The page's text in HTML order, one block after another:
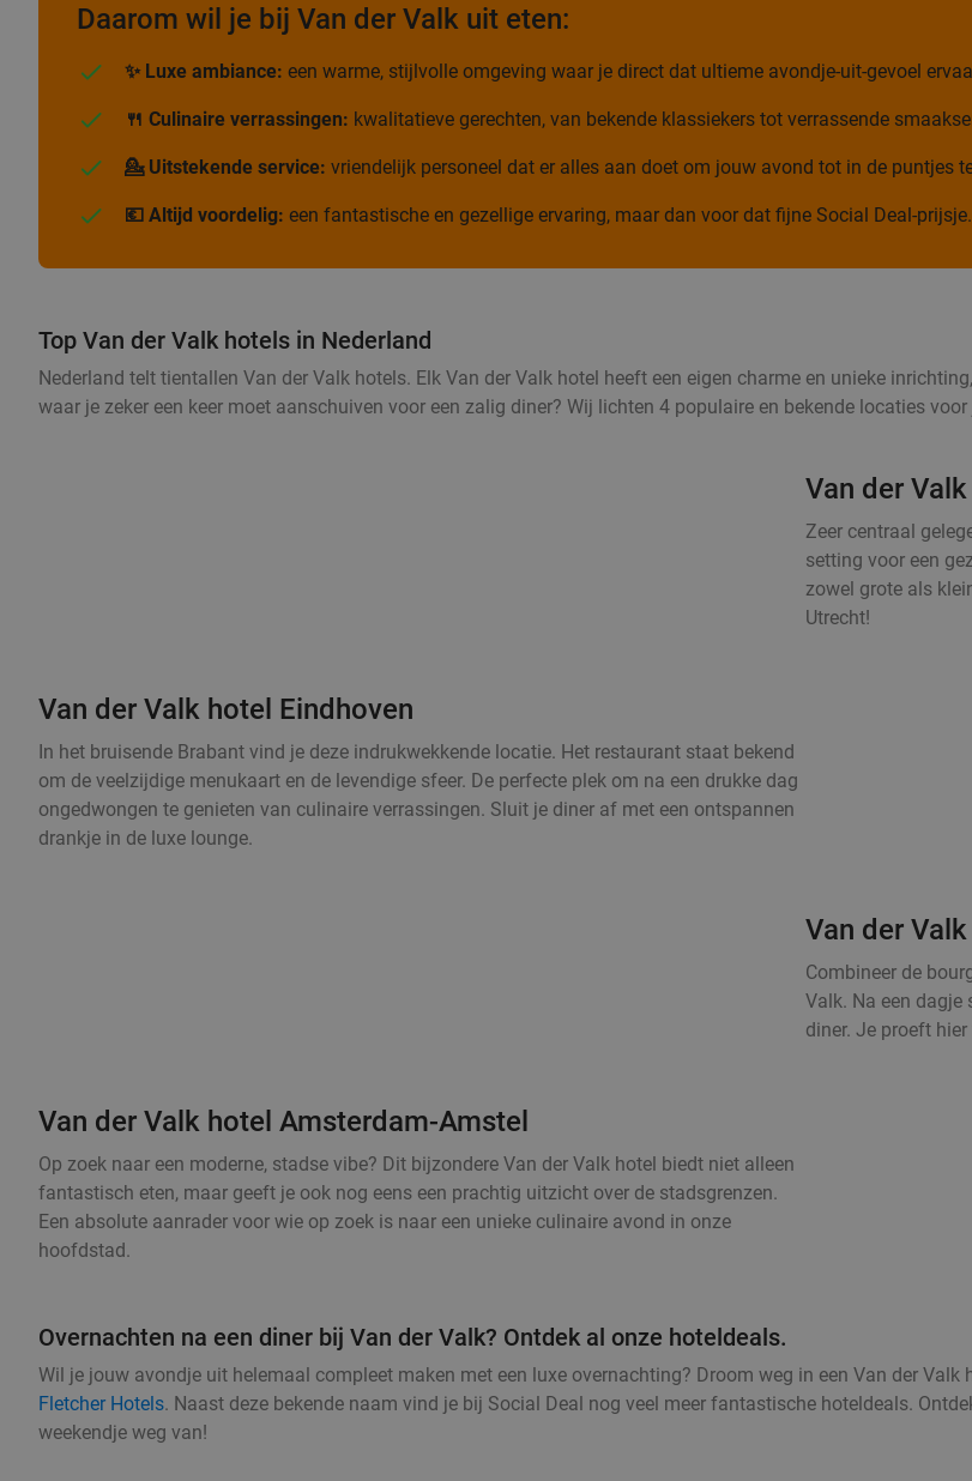
Daarom wil je bij Van der Valk uit eten:
✨ Luxe ambiance: een warme, stijlvolle omgeving waar je direct dat ultieme avondje-uit-gevoel
🍴 Culinaire verrassingen: kwalitatieve gerechten, van bekende klassiekers tot verrassende
💁 Uitstekende service: vriendelijk personeel dat er alles aan doet om jouw avond tot in de puntjes
💶 Altijd voordelig: een fantastische en gezellige ervaring, maar dan voor dat fijne Social Deal-prijsje.
Top Van der Valk hotels in Nederland
Nederland telt tientallen Van der Valk hotels. Elk Van der Valk hotel heeft een eigen charme en unieke
waar je zeker een keer moet aanschuiven voor een zalig diner? Wij lichten 4 populaire en bekende locaties
Van der
Zeer centraal
setting voor een
zowel grote als
Utrecht!
Van der Valk hotel Eindhoven
In het bruisende Brabant vind je deze indrukwekkende locatie. Het restaurant staat bekend
om de veelzijdige menukaart en de levendige sfeer. De perfecte plek om na een drukke dag
ongedwongen te genieten van culinaire verrassingen. Sluit je diner af met een ontspannen
drankje in de luxe lounge.
Van der
Combineer de
Valk. Na een dagje
diner. Je proeft
Van der Valk hotel Amsterdam-Amstel
Op zoek naar een moderne, stadse vibe? Dit bijzondere Van der Valk hotel biedt niet alleen
fantastisch eten, maar geeft je ook nog eens een prachtig uitzicht over de stadsgrenzen.
Een absolute aanrader voor wie op zoek is naar een unieke culinaire avond in onze
hoofdstad.
Overnachten na een diner bij Van der Valk? Ontdek al onze hoteldeals.
Wil je jouw avondje uit helemaal compleet maken met een luxe overnachting? Droom weg in een Van der Valk
Fletcher Hotels. Naast deze bekende naam vind je bij Social Deal nog veel meer fantastische hoteldeals.
weekendje weg van!